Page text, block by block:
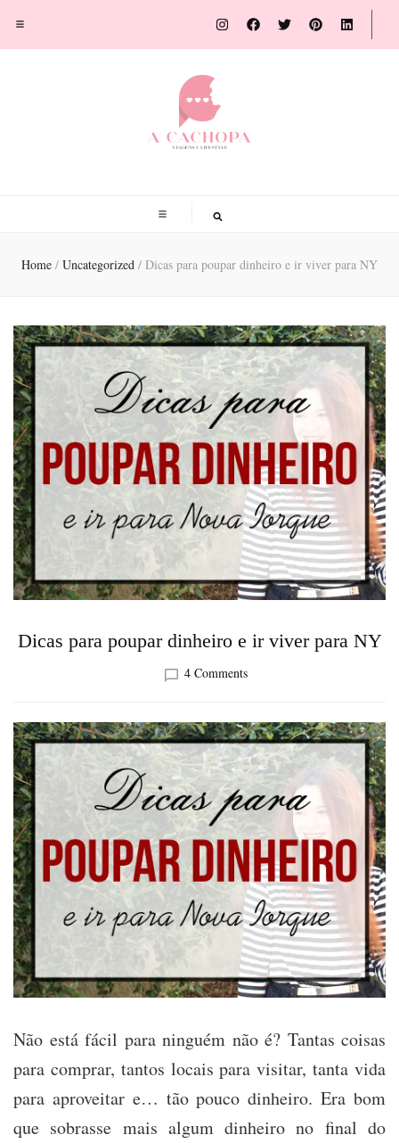
Home / Uncategorized / Dicas para poupar dinheiro e ir viver para NY
Dicas para poupar dinheiro e ir viver para NY
4 Commentson
poupar
dinheiro
e
viver
para
NY
Não está fácil para ninguém não é? Tantas coisas
para comprar, tantos locais para visitar, tanta vida
para aproveitar e… tão pouco dinheiro. Era bom
que sobrasse mais algum dinheiro no final do